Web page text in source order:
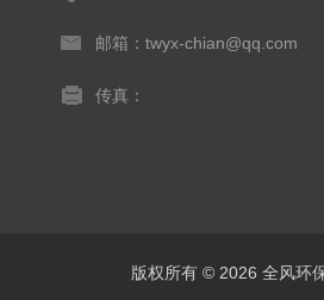
邮箱：twyx-chian@qq.com
传真：
版权所有 © 2026 全风